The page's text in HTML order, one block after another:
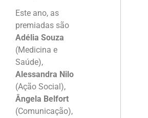
Este ano, as
premiadas são
Adélia Souza
(Medicina e
Saúde),
Alessandra Nilo
(Ação Social),
Ângela Belfort
(Comunicação),